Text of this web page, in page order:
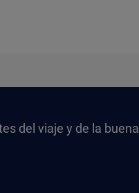
del viaje y de la buena